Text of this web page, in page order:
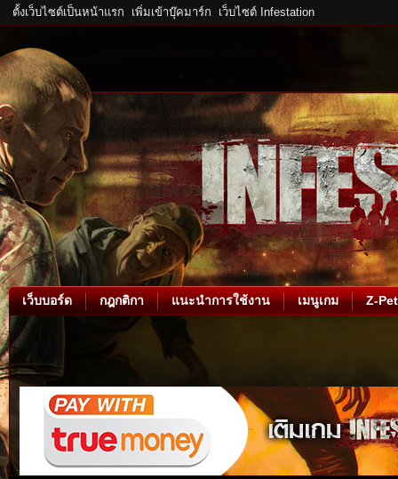
ตั้งเว็บไซต์เป็นหน้าแรก เพิ่มเข้าบุ๊คมาร์ก เว็บไซต์ Infestation
เว็บบอร์ด กฎกติกา แนะนำการใช้งาน เมนูเกม Z-Pet